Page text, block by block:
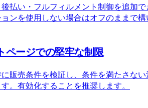
払い・フルフィルメント制御を追加で
ンを使用しない場合はオフのままで構
ページでの堅牢な制限
販売条件を検証し、条件を満たさない
。有効化することを推奨します。